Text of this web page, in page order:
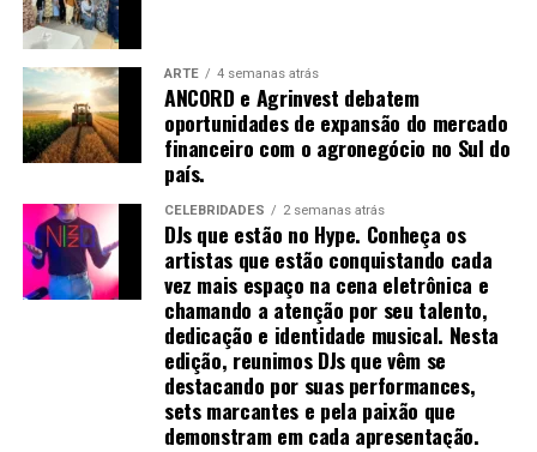
Uma vez que o de-qi é observado, técnicas podem ser
utilizadas para “influenciar” o de-qi: por exemplo,
através de certa manipulação, o de-qi pode,
supostamente, ser transferido do local da agulha para
locais mais distantes do corpo. Outras técnicas
objetivam “tonificar” (chinês: 补; pinyin: bǔ) ou “sedar”
(chinês: 泄; pinyin: xiè) o qi.
As primeiras técnicas são usadas em padrões de
deficiência, as últimas em padrões de excesso de energia.
[61] O de-qi é mais importante na acupuntura chinesa,
enquanto os pacientes ocidentais e japoneses podem
não considerá-lo uma parte necessária do tratamento.
ARTE 4 semanas atrás
ANCORD e Agrinvest debatem
oportunidades de expansão do mercado
financeiro com o agronegócio no Sul do
país.
CELEBRIDADES 2 semanas atrás
DJs que estão no Hype. Conheça os
artistas que estão conquistando cada
vez mais espaço na cena eletrônica e
chamando a atenção por seu talento,
dedicação e identidade musical. Nesta
edição, reunimos DJs que vêm se
destacando por suas performances,
sets marcantes e pela paixão que
demonstram em cada apresentação.